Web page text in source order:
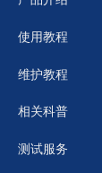
使用教程
维护教程
相关科普
测试服务